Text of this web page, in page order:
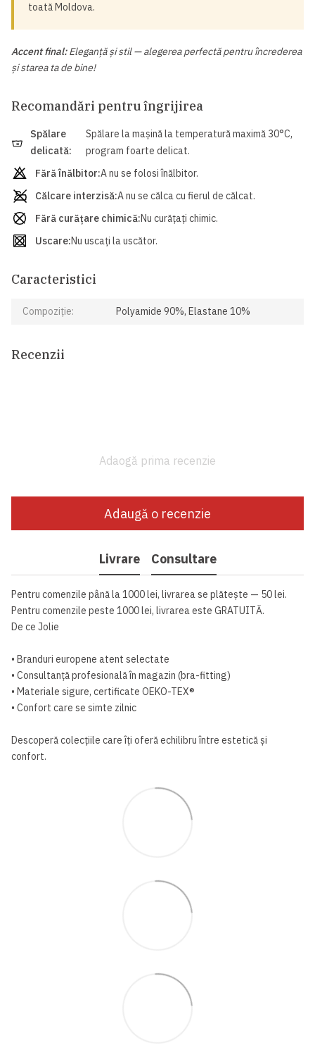
toată Moldova.
Accent final:Eleganță și stil — alegerea perfectă pentru încrederea
și starea ta de bine!
Recomandări pentru îngrijirea
30
Spălare
delicată:
Spălare la mașină la temperatură maximă 30°C,
program foarte delicat.
Fără înălbitor:A nu se folosi înălbitor.
Călcare interzisă:A nu se călca cu fierul de călcat.
Fără curățare chimică:Nu curățați chimic.
Uscare:Nu uscați la uscător.
Caracteristici
Compoziție: Polyamide 90%, Elastane 10%
Recenzii
Adaogă prima recenzie
Adaugă o recenzie
Livrare Consultare
Pentru comenzile până la 1000 lei, livrarea se plătește — 50 lei.
Pentru comenzile peste 1000 lei, livrarea este GRATUITĂ.
De ce Jolie
• Branduri europene atent selectate
• Consultanță profesională în magazin (bra-fitting)
• Materiale sigure, certificate OEKO-TEX®
• Confort care se simte zilnic
Descoperă colecțiile care îți oferă echilibru între estetică și
confort.